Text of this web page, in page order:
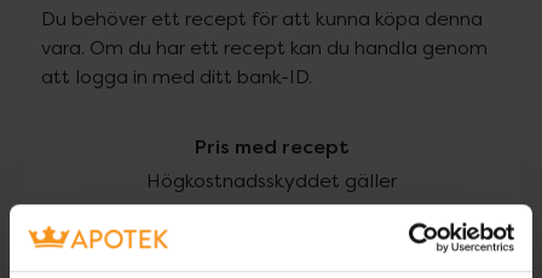
Du behöver ett recept för att kunna köpa denna
vara. Om du har ett recept kan du handla genom
att logga in med ditt bank-ID.
Pris med recept
Högkostnadsskyddet gäller
305,09 kr